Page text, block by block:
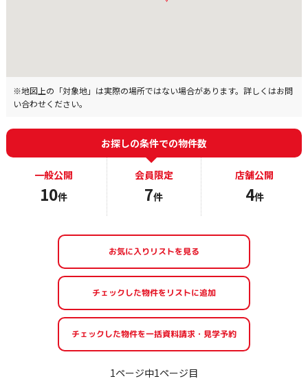
※地図上の「対象地」は実際の場所ではない場合があります。詳しくはお問
い合わせください。
お探しの条件での物件数
一般公開
10件
会員限定
7件
店舗公開
4件
お気に入りリストを見る
1ページ中1ページ目